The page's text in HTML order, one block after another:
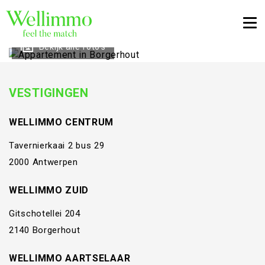
Bekijk alle foto's
VESTIGINGEN
WELLIMMO CENTRUM
Tavernierkaai 2 bus 29
2000 Antwerpen
WELLIMMO ZUID
Gitschotellei 204
2140 Borgerhout
WELLIMMO AARTSELAAR